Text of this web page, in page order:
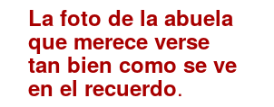
La foto de la abuela
que merece verse
tan bien como se ve
en el recuerdo.